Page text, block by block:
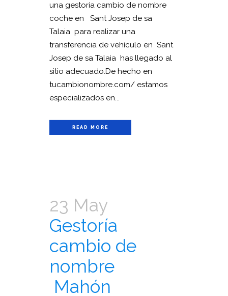
una gestoría cambio de nombre
coche en Sant Josep de sa
Talaia para realizar una
transferencia de vehículo en Sant
Josep de sa Talaia has llegado al
sitio adecuado.De hecho en
tucambionombre.com/ estamos
especializados en...
READ MORE
23 May
Gestoría
cambio de
nombre
Mahón